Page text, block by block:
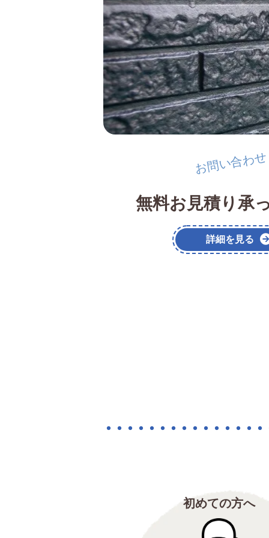
お問い合わせ
無料お見積り承
詳細を見る
初めての方へ